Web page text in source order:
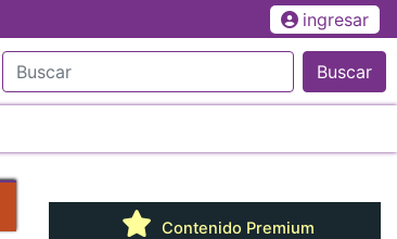
ingresar
Buscar
Contenido Premium